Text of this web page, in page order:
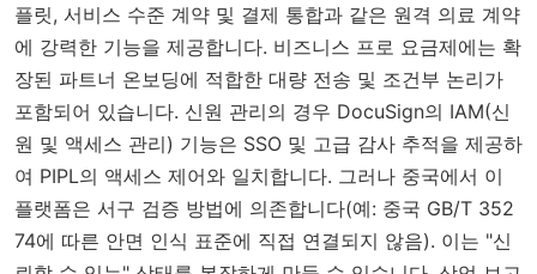
플릿, 서비스 수준 계약 및 결제 통합과 같은 원격 의료 계약
에 강력한 기능을 제공합니다. 비즈니스 프로 요금제에는 확
장된 파트너 온보딩에 적합한 대량 전송 및 조건부 논리가
포함되어 있습니다. 신원 관리의 경우 DocuSign의 IAM(신
원 및 액세스 관리) 기능은 SSO 및 고급 감사 추적을 제공하
여 PIPL의 액세스 제어와 일치합니다. 그러나 중국에서 이
플랫폼은 서구 검증 방법에 의존합니다(예: 중국 GB/T 352
74에 따른 안면 인식 표준에 직접 연결되지 않음). 이는 "신